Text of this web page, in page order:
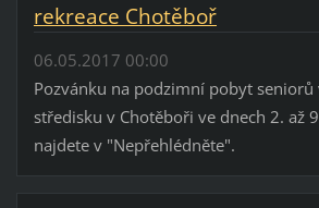
rekreace Chotěboř
06.05.2017 00:00
Pozvánku na podzimní pobyt seniorů
středisku v Chotěboři ve dnech 2. až
najdete v "Nepřehlédněte".